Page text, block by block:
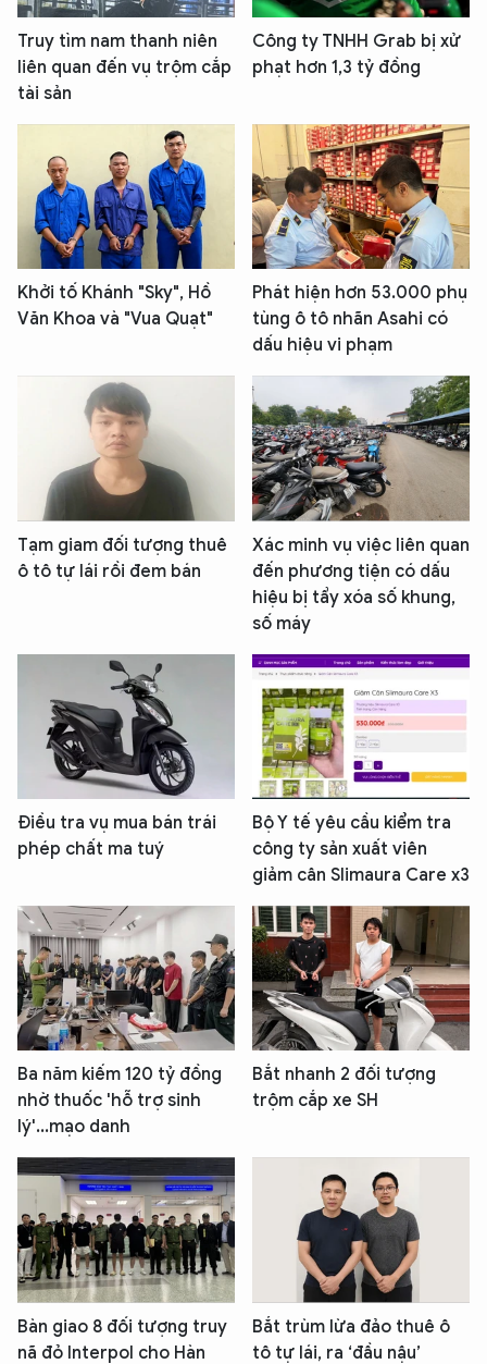
Truy tìm nam thanh niên
liên quan đến vụ trộm cắp
tài sản
Công ty TNHH Grab bị xử
phạt hơn 1,3 tỷ đồng
Khởi tố Khánh "Sky", Hồ
Văn Khoa và "Vua Quạt"
Phát hiện hơn 53.000 phụ
tùng ô tô nhãn Asahi có
dấu hiệu vi phạm
Tạm giam đối tượng thuê
ô tô tự lái rồi đem bán
Xác minh vụ việc liên quan
đến phương tiện có dấu
hiệu bị tẩy xóa số khung,
số máy
Điều tra vụ mua bán trái
phép chất ma tuý
Bộ Y tế yêu cầu kiểm tra
công ty sản xuất viên
giảm cân Slimaura Care x3
Ba năm kiếm 120 tỷ đồng
nhờ thuốc 'hỗ trợ sinh
lý'...mạo danh
Bắt nhanh 2 đối tượng
trộm cắp xe SH
Bàn giao 8 đối tượng truy
nã đỏ Interpol cho Hàn
Bắt trùm lừa đảo thuê ô
tô tự lái, ra ‘đầu nậu’